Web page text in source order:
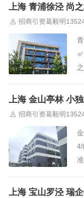
上海 青浦徐泾 尚
招商引资葛毅明
上海 金山亭林 小
招商引资葛毅明
4
上海 宝山罗泾 瑞